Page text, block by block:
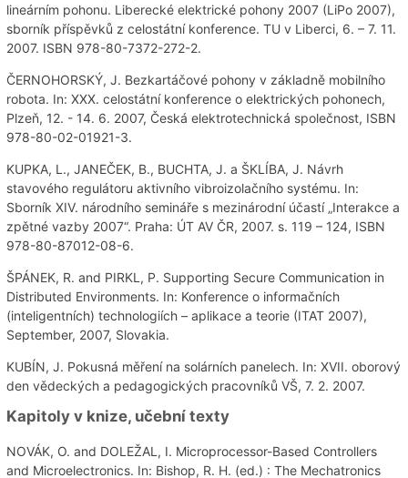
lineárním pohonu. Liberecké elektrické pohony 2007 (LiPo 2007),
sborník příspěvků z celostátní konference. TU v Liberci, 6. – 7. 11.
2007. ISBN 978-80-7372-272-2.
ČERNOHORSKÝ, J. Bezkartáčové pohony v základně mobilního
robota. In: XXX. celostátní konference o elektrických pohonech,
Plzeň, 12. - 14. 6. 2007, Česká elektrotechnická společnost, ISBN
978-80-02-01921-3.
KUPKA, L., JANEČEK, B., BUCHTA, J. a ŠKLÍBA, J. Návrh
stavového regulátoru aktivního vibroizolačního systému. In:
Sborník XIV. národního semináře s mezinárodní účastí „Interakce a
zpětné vazby 2007“. Praha: ÚT AV ČR, 2007. s. 119 – 124, ISBN
978-80-87012-08-6.
ŠPÁNEK, R. and PIRKL, P. Supporting Secure Communication in
Distributed Environments. In: Konference o informačních
(inteligentních) technologiích – aplikace a teorie (ITAT 2007),
September, 2007, Slovakia.
KUBÍN, J. Pokusná měření na solárních panelech. In: XVII. oborový
den vědeckých a pedagogických pracovníků VŠ, 7. 2. 2007.
Kapitoly v knize, učební texty
NOVÁK, O. and DOLEŽAL, I. Microprocessor-Based Controllers
and Microelectronics. In: Bishop, R. H. (ed.) : The Mechatronics